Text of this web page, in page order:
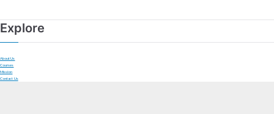
Explore
About Us
Courses
Mission
Contact Us